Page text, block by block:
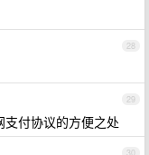
28
29
付协议的方便之处